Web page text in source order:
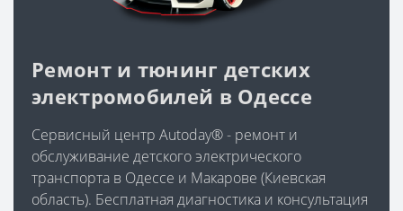
Ремонт и тюнинг детских
электромобилей в Одессе
Сервисный центр Autoday® - ремонт и
обслуживание детского электрического
транспорта в Одессе и Макарове (Киевская
область). Бесплатная диагностика и консультация